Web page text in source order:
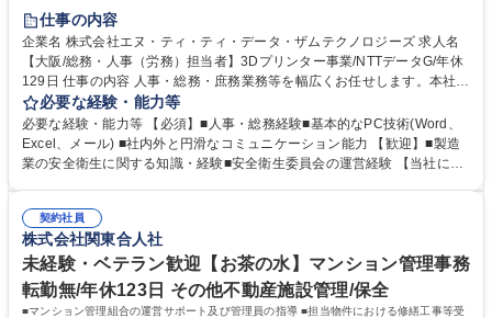
完全週休2日制
仕事の内容
企業名 株式会社エヌ・ティ・ティ・データ・ザムテクノロジーズ 求人名
【大阪/総務・人事（労務）担当者】3Dプリンター事業/NTTデータG/年休
129日 仕事の内容 人事・総務・庶務業務等を幅広くお任せします。本社コ
ーポレート部門と連携しながら、決められた業務だけではなく、社員や現
場を支えるバックオフィス担当として状況に応じて柔軟に対応いただくこ
とを期待します。 【詳細】■入退社手続き、社員情報管理■入社時オリエ
ンテーションの実施■勤怠・各種申請内容の確認■採用業務のサポート■来
生に関する業務等■健康診断、産業医面談、休職・復職手続き等の労務サ
ポート■社内ルールの運用・各種社内案内■その他、拠点運営に関わる管理
部門業務 募集職種 【大阪/総務・人事（労務）担当者】3Dプリンター事
業/NTTデータG/年休129日
必要な経験・能力等
必要な経験・能力等 【必須】■人事・総務経験■基本的なPC技術(Word、
Excel、メール) ■社内外と円滑なコミュニケーション能力 【歓迎】■製造
業の安全衛生に関する知識・経験■安全衛生委員会の運営経験 【当社につ
アが磨けます。 ◎NTTデータグループであり福利厚生は充実しているとと
もに、働き方改革も推進しています。 学歴・資格 学歴：大学院 大学 高専
短大 専修学校 語学力： 資格：
契約社員
株式会社関東合人社
未経験・ベテラン歓迎【お茶の水】マンション管理事務
転勤無/年休123日 その他不動産施設管理/保全
■マンション管理組合の運営サポート及び管理員の指導 ■担当物件における修繕工事等受